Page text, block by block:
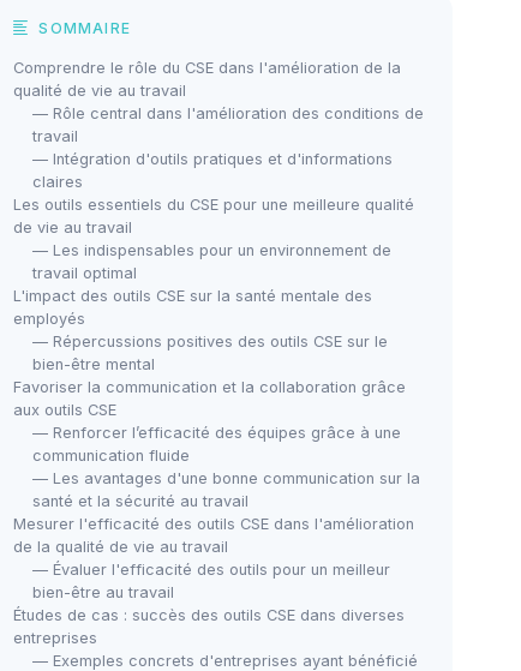
SOMMAIRE
Comprendre le rôle du CSE dans l'amélioration de la
qualité de vie au travail
— Rôle central dans l'amélioration des conditions de
travail
— Intégration d'outils pratiques et d'informations
claires
Les outils essentiels du CSE pour une meilleure qualité
de vie au travail
— Les indispensables pour un environnement de
travail optimal
L'impact des outils CSE sur la santé mentale des
employés
— Répercussions positives des outils CSE sur le
bien-être mental
Favoriser la communication et la collaboration grâce
aux outils CSE
— Renforcer l’efficacité des équipes grâce à une
communication fluide
— Les avantages d'une bonne communication sur la
santé et la sécurité au travail
Mesurer l'efficacité des outils CSE dans l'amélioration
de la qualité de vie au travail
— Évaluer l'efficacité des outils pour un meilleur
bien-être au travail
Études de cas : succès des outils CSE dans diverses
entreprises
— Exemples concrets d'entreprises ayant bénéficié